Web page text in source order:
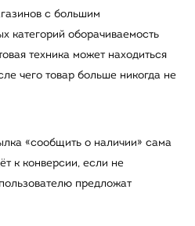
с большим
категорий оборачиваемость
техника может находиться
чего товар больше никогда не
«сообщить о наличии» сама
к конверсии, если не
предложат